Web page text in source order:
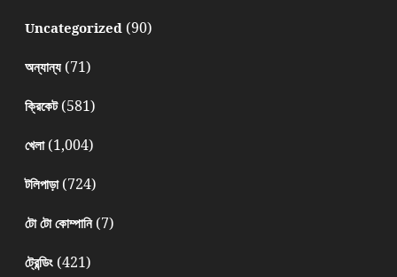
Uncategorized(90)
অন্যান্য(71)
ক্রিকেট(581)
খেলা(1,004)
টলিপাড়া(724)
টো টো কোম্পানি(7)
ট্রেন্ডিং(421)